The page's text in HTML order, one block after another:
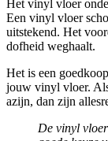
Het vinyl vloer
Een vinyl vloer
uitstekend. Het
dofheid weghaalt.
Het is een
jouw vinyl vloer.
azijn, dan zijn
De vinyl